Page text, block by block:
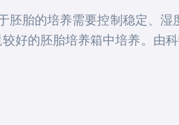
胎的培养需要控制稳定、
好的胚胎培养箱中培养。由